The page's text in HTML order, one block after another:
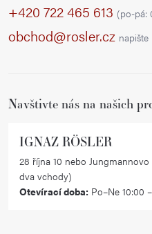
+420 722 465 613 (po-pá:
obchod@rosler.cz
Navštivte nás na našich
IGNAZ RÖSLER
28 října 10 nebo
dva vchody)
Otevírací doba: Po–Ne 10:00